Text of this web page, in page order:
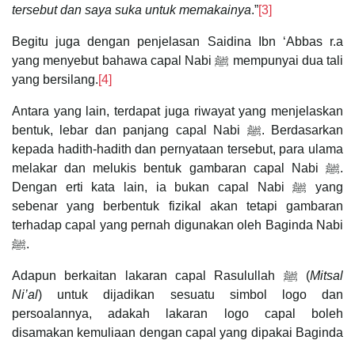
tersebut dan saya suka untuk memakainya.”[3]
Begitu juga dengan penjelasan Saidina Ibn ‘Abbas r.a
yang menyebut bahawa capal Nabi ﷺ mempunyai dua tali
yang bersilang.[4]
Antara yang lain, terdapat juga riwayat yang menjelaskan
bentuk, lebar dan panjang capal Nabi ﷺ. Berdasarkan
kepada hadith-hadith dan pernyataan tersebut, para ulama
melakar dan melukis bentuk gambaran capal Nabi ﷺ.
Dengan erti kata lain, ia bukan capal Nabi ﷺ yang
sebenar yang berbentuk fizikal akan tetapi gambaran
terhadap capal yang pernah digunakan oleh Baginda Nabi
ﷺ.
Adapun berkaitan lakaran capal Rasulullah ﷺ (Mitsal
Ni’al) untuk dijadikan sesuatu simbol logo dan
persoalannya, adakah lakaran logo capal boleh
disamakan kemuliaan dengan capal yang dipakai Baginda